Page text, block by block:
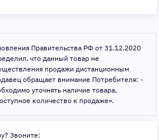
Правительства РФ от 31.12.2020
что данный товар не
продажи дистанционным
обращает внимание Потребителя: -
уточнять наличие товара,
количество к продаже».
Звоните: